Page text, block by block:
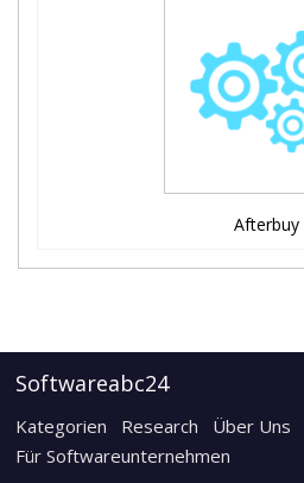
Afterbuy
Softwareabc24
Kategorien Research Über Uns
Für Softwareunternehmen